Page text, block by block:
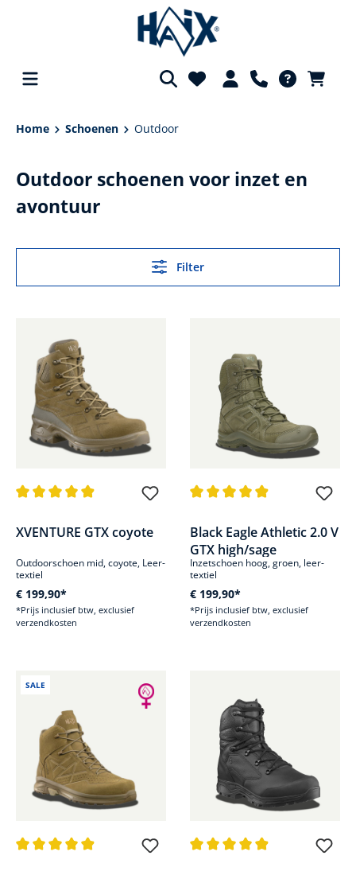
Home Schoenen Outdoor
Outdoor schoenen voor inzet en
avontuur
Filter
XVENTURE GTX coyote
Outdoorschoen mid, coyote, Leer-
textiel
€ 199,90*
*Prijs inclusief btw, exclusief
verzendkosten
Black Eagle Athletic 2.0 V
GTX high/sage
Inzetschoen hoog, groen, leer-
textiel
€ 199,90*
*Prijs inclusief btw, exclusief
verzendkosten
SALE